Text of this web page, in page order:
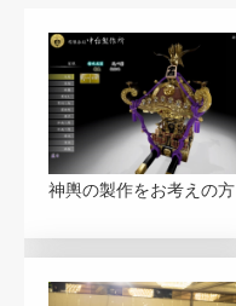
神輿の製作をお考えの方